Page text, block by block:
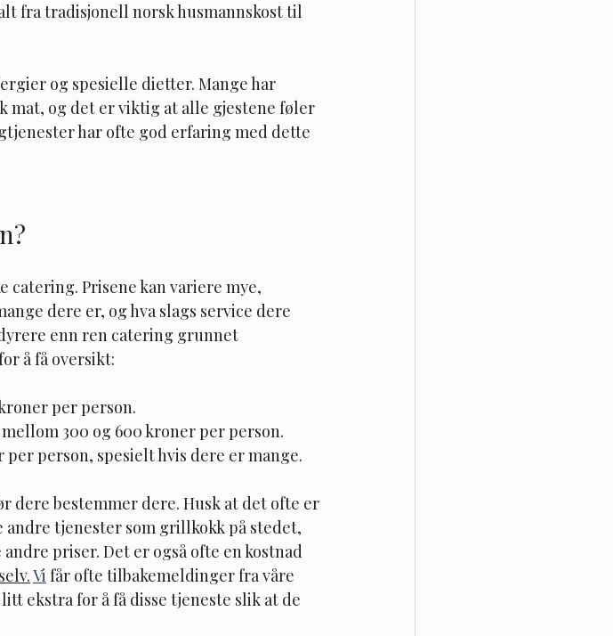
fra tradisjonell norsk husmannskost til
og spesielle dietter. Mange har
og det er viktig at alle gjestene føler
har ofte god erfaring med dette
catering. Prisene kan variere mye,
dere er, og hva slags service dere
enn ren catering grunnet
å få oversikt:
per person.
300 og 600 kroner per person.
per person, spesielt hvis dere er mange.
dere bestemmer dere. Husk at det ofte er
andre tjenester som grillkokk på stedet,
priser. Det er også ofte en kostnad
selv.Vi får ofte tilbakemeldinger fra våre
ekstra for å få disse tjeneste slik at de